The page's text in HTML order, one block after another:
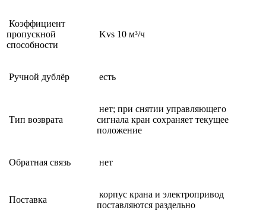
Коэффициент
пропускной
способности
Kvs 10 м³/ч
Ручной дублёр есть
Тип возврата
нет; при снятии управляющего
сигнала кран сохраняет текущее
положение
Обратная связь нет
Поставка
корпус крана и электропривод
поставляются раздельно